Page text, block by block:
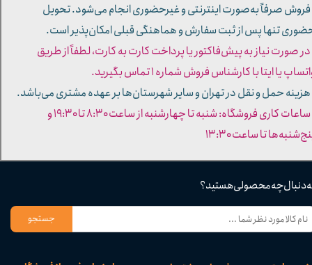
دنبال چه محصولی هستید؟
جستجو
صرفاً به‌صورت اینترنتی و غیرحضوری انجام می‌شود. تحویل
تنها پس از ثبت سفارش و هماهنگی قبلی امکان‌پذیر است.
صورت نیاز به پیش‌فاکتور یا پرداخت کارت به کارت، لطفاً از طریق
یا ایتا با کارشناس فروش شماره ۱ تماس بگیرید.
حمل و نقل در تهران و سایر شهرستان‌ها بر عهده مشتری می‌باشد.
- ساعات کاری فروشگاه: شنبه تا چهارشنبه از ساعت ۸:۳۰ تا ۱۹:۳۰ و
تا ساعت ۱۳:۳۰​​​​​​​